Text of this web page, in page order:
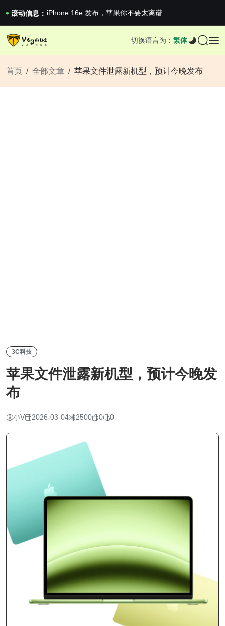
滚动信息： iPhone 16e 发布，苹果你不要太离谱
2026澳网男单收官：全满贯对上全满亚，德约...
《巅峰守卫 Highguard》正式上线，官...
切换语言为： 繁体
首页 全部文章 苹果文件泄露新机型，预计今晚发布
3C科技
苹果文件泄露新机型，预计今晚发
布
小V 2026-03-04 2500 0 0